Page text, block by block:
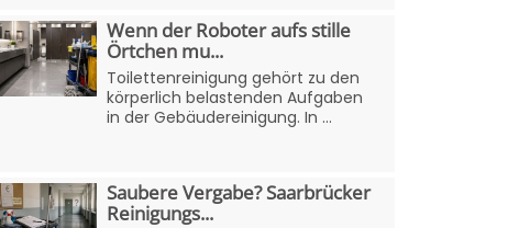
Wenn der Roboter aufs stille
Örtchen mu...
Toilettenreinigung gehört zu den
körperlich belastenden Aufgaben
in der Gebäudereinigung. In ...
Saubere Vergabe? Saarbrücker
Reinigungs...